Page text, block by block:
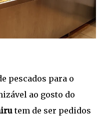
pescados para o
ao gosto do
tem de ser pedidos